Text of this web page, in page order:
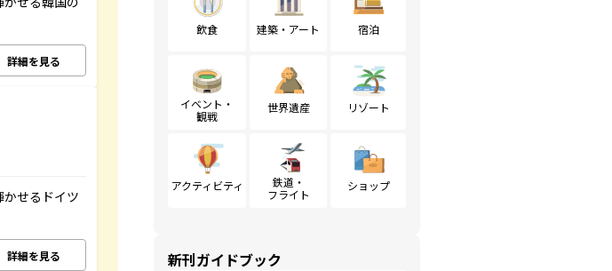
詳細を見る
せるドイツ
詳細を見る
飲食 建築・アート 宿泊
イベント・
観戦
世界遺産 リゾート
アクティビティ
鉄道・
フライト
ショップ
新刊ガイドブック